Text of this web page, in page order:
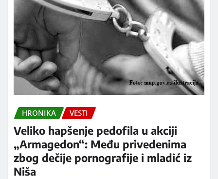
HRONIKA VESTI
Veliko hapšenje pedofila u akciji
„Armagedon“: Među privedenima
zbog dečije pornografije i mladić iz
Niša